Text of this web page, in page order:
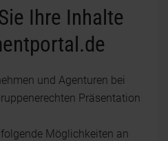
Ihre Inhalte
und Agenturen bei
Präsentation
Möglichkeiten an